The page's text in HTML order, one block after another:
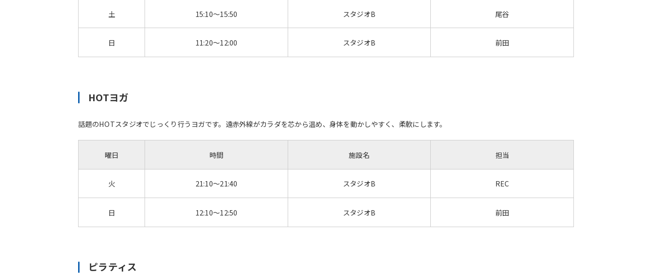
土 15:10～15:50 スタジオB 尾谷
日 11:20～12:00 スタジオB 前田
HOTヨガ
話題のHOTスタジオでじっくり行うヨガです。遠赤外線がカラダを芯から温め、身体を動かしやすく、柔軟にします。
曜日
火
時間
21:10～21:40
施設名
スタジオB
担当
REC
日 12:10～12:50 スタジオB 前田
ピラティス